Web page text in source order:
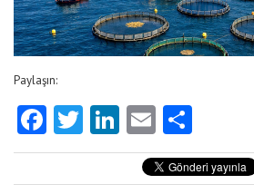
Paylaşın:
Facebook
Twitter
LinkedIn
Email